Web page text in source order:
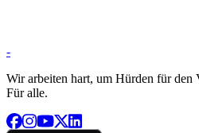
-
Wir arbeiten hart, um Hürden für den
Für alle.